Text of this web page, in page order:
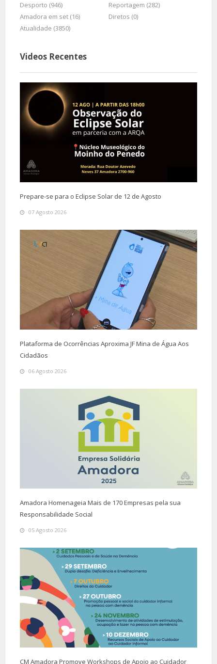
Desporto (946)
Reportagem (282)
Amadora em set (16)
Diretos (0)
Atualidade (3850)
Videos Recentes
Prepare-se para o Eclipse Solar de 12 de Agosto
07 Agosto 2026
Plataforma de Ocorrências Aproxima JF Mina de Água Aos
Cidadãos
06 Agosto 2026
Amadora Homenageia Mais de 170 Empresas pela sua
Responsabilidade Social
05 Agosto 2026
CM Amadora Promove Workshops de Apoio ao Cuidador